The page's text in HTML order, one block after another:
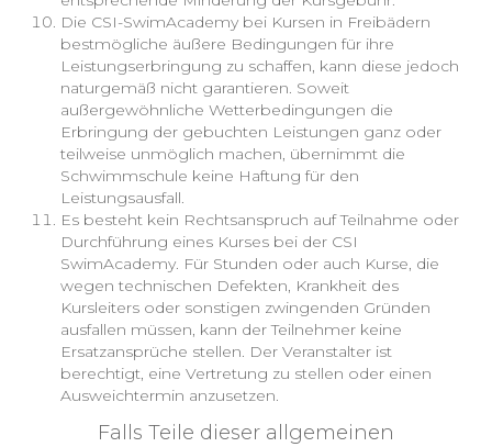
Die CSI-SwimAcademy bei Kursen in Freibädern
bestmögliche äußere Bedingungen für ihre
Leistungserbringung zu schaffen, kann diese jedoch
naturgemäß nicht garantieren. Soweit
außergewöhnliche Wetterbedingungen die
Erbringung der gebuchten Leistungen ganz oder
teilweise unmöglich machen, übernimmt die
Schwimmschule keine Haftung für den
Leistungsausfall.
Es besteht kein Rechtsanspruch auf Teilnahme oder
Durchführung eines Kurses bei der CSI
SwimAcademy. Für Stunden oder auch Kurse, die
wegen technischen Defekten, Krankheit des
Kursleiters oder sonstigen zwingenden Gründen
ausfallen müssen, kann der Teilnehmer keine
Ersatzansprüche stellen. Der Veranstalter ist
berechtigt, eine Vertretung zu stellen oder einen
Ausweichtermin anzusetzen.
Falls Teile dieser allgemeinen